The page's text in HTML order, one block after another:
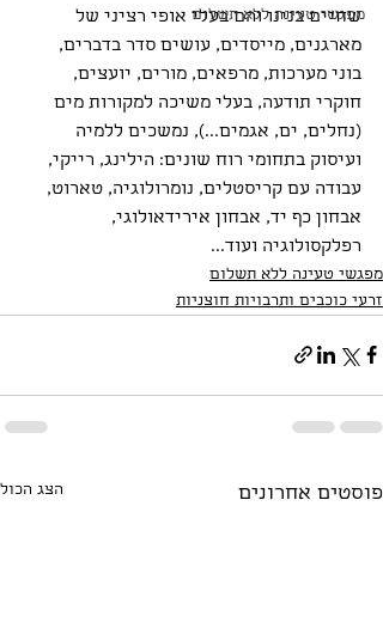
מפגשי טעינה ללא תשלום
שחיים בנינו והם בעלי אופי רציני של
מארגנים, מייסדים, עושים סדר בדברים,
בוני מערכות, מרפאים, מורים, יועצים,
חוקרי תודעה, בעלי משיכה למקורות מים
(נחלים, ים, אגמים...), נמשכים ללמיה
ועיסוק בתחומי רוח שונים: הילינג, רייקי,
עבודה עם קריסטלים, נומרולוגיה, טארוט,
אבחון כף יד, אבחון אירידאולוגי,
רפלקסולוגיה ועוד...
מפגשי טעינה ללא תשלום
זרעי כוכבים ותרבויות חוצניות
פוסטים אחרונים הצג הכול